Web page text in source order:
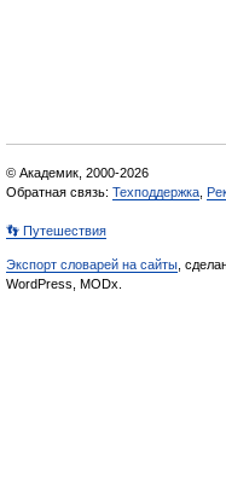
© Академик, 2000-2026
Обратная связь: Техподдержка
👣 Путешествия
Экспорт словарей на сайты ,
WordPress, MODx.